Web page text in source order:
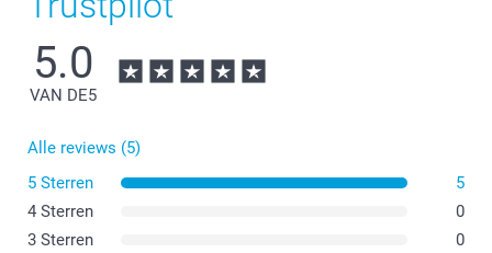
5.0
VAN DE5
Alle reviews (5)
5 Sterren
5
4 Sterren
0
3 Sterren
0